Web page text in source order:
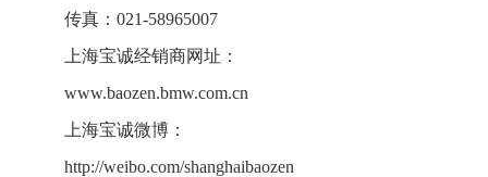
传真：021-58965007
上海宝诚经销商网址：
www.baozen.bmw.com.cn
上海宝诚微博：
http://weibo.com/shanghaibaozen